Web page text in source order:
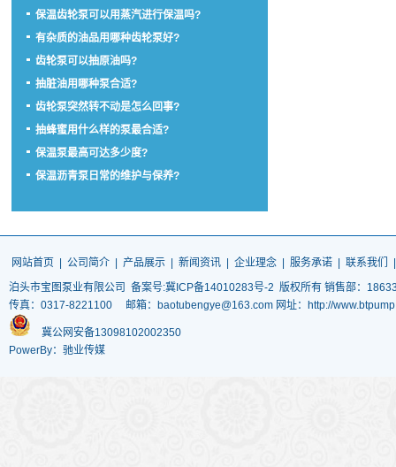
保温齿轮泵可以用蒸汽进行保温吗?
有杂质的油品用哪种齿轮泵好?
齿轮泵可以抽原油吗?
抽脏油用哪种泵合适?
齿轮泵突然转不动是怎么回事?
抽蜂蜜用什么样的泵最合适?
保温泵最高可达多少度?
保温沥青泵日常的维护与保养?
网站首页 公司简介 产品展示 新闻资讯 企业理念 服务承诺 联系我们
泊头市宝图泵业有限公司
备案号:冀ICP备14010283号-2 版权所有 销售部：
传真：0317-8221100 邮箱：baotubengye@163.com 网址：http://
冀公网安备13098102002350
PowerBy：驰业传媒